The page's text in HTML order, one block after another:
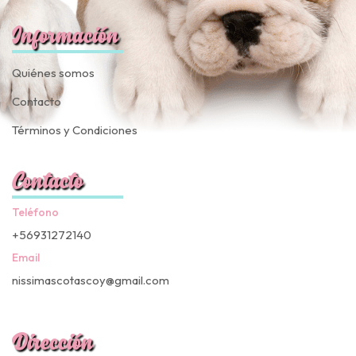
Información
Quiénes somos
Contacto
Términos y Condiciones
Contacto
Teléfono
+56931272140
Email
nissimascotascoy@gmail.com
Dirección